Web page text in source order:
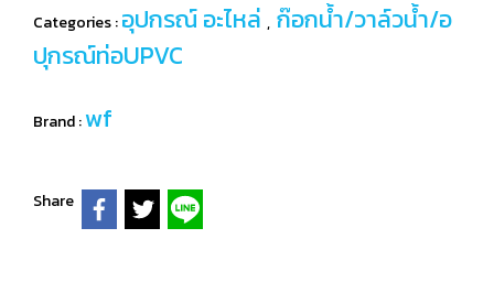
Categories :อุปกรณ์ อะไหล่ , ก๊อกน้ำ/วาล์วน้ำ/อ
ปุกรณ์ท่อUPVC
Brand :wf
Share